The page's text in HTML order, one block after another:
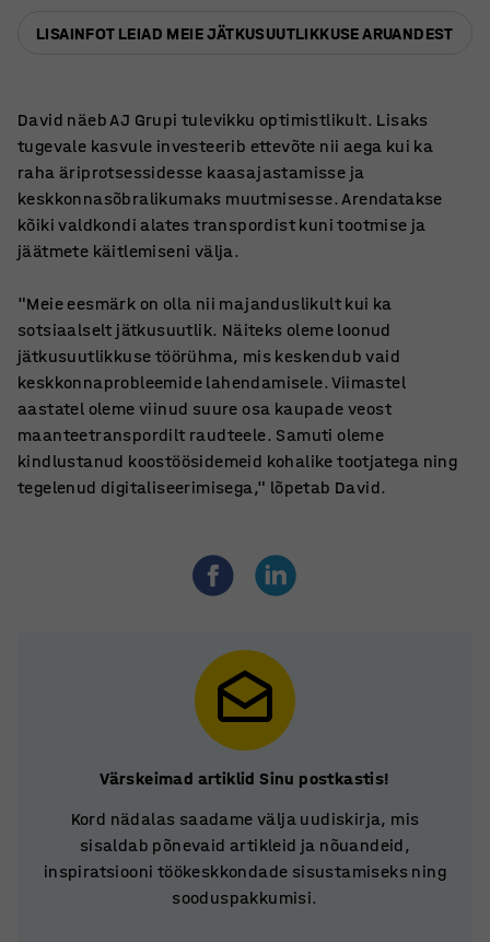
LISAINFOT LEIAD MEIE JÄTKUSUUTLIKKUSE ARUANDEST
David näeb AJ Grupi tulevikku optimistlikult. Lisaks
tugevale kasvule investeerib ettevõte nii aega kui ka
raha äriprotsessidesse kaasajastamisse ja
keskkonnasõbralikumaks muutmisesse. Arendatakse
kõiki valdkondi alates transpordist kuni tootmise ja
jäätmete käitlemiseni välja.
"Meie eesmärk on olla nii majanduslikult kui ka
sotsiaalselt jätkusuutlik. Näiteks oleme loonud
jätkusuutlikkuse töörühma, mis keskendub vaid
keskkonnaprobleemide lahendamisele. Viimastel
aastatel oleme viinud suure osa kaupade veost
maanteetranspordilt raudteele. Samuti oleme
kindlustanud koostöösidemeid kohalike tootjatega ning
tegelenud digitaliseerimisega," lõpetab David.
Värskeimad artiklid Sinu postkastis!
Kord nädalas saadame välja uudiskirja, mis
sisaldab põnevaid artikleid ja nõuandeid,
inspiratsiooni töökeskkondade sisustamiseks ning
sooduspakkumisi.